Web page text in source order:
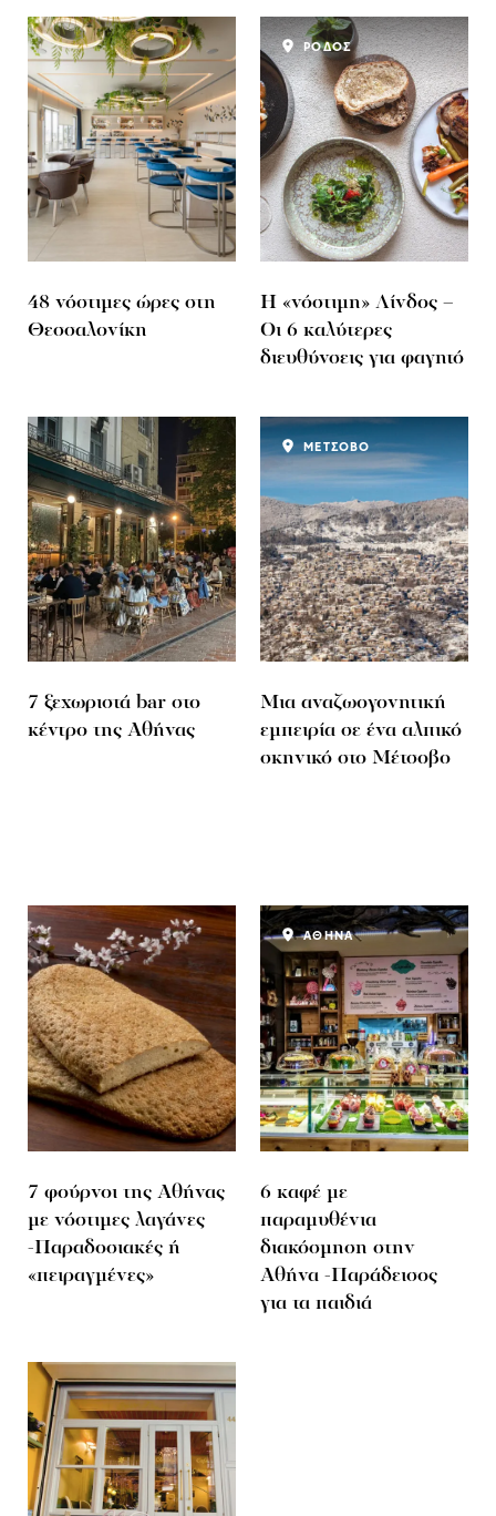
48 νόστιμες ώρες στη
Θεσσαλονίκη
Η «νόστιμη» Λίνδος –
Οι 6 καλύτερες
διευθύνσεις για φαγητό
ΡΟΔΟΣ
7 ξεχωριστά bar στο
κέντρο της Αθήνας
Mια αναζωογονητική
εμπειρία σε ένα αλπικό
σκηνικό στο Μέτσοβο
ΜΕΤΣΟΒΟ
7 φούρνοι της Αθήνας
με νόστιμες λαγάνες
-Παραδοσιακές ή
«πειραγμένες»
6 καφέ με
παραμυθένια
διακόσμηση στην
Αθήνα -Παράδεισος
για τα παιδιά
ΑΘΗΝΑ